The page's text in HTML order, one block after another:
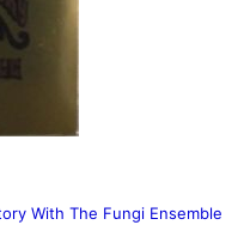
With The Fungi Ensemble